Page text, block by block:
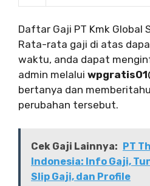
Daftar Gaji PT Kmk Global
Rata-rata gaji di atas
waktu, anda dapat
admin melalui
bertanya dan
perubahan tersebut.
Cek Gaji Lainnya: PT
Indonesia: Info Gaji,
Slip Gaji, dan Profile